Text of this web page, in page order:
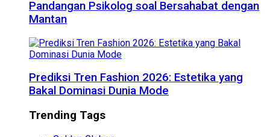
Pandangan Psikolog soal Bersahabat dengan
Mantan
Prediksi Tren Fashion 2026: Estetika yang
Bakal Dominasi Dunia Mode
Trending Tags